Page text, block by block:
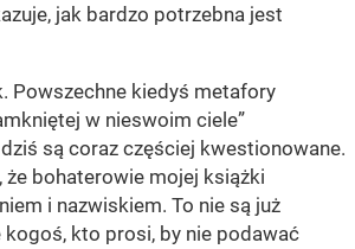
jak bardzo potrzebna jest
Powszechne kiedyś metafory
w nieswoim ciele”
dziś są coraz częściej kwestionowane.
że bohaterowie mojej książki
i nazwiskiem. To nie są już
kto prosi, by nie podawać